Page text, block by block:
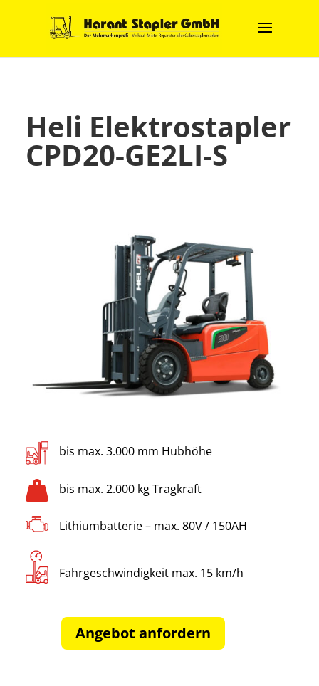
Heli Elektrostapler
CPD20-GE2LI-S
bis max. 3.000 mm Hubhöhe
 bis max. 2.000 kg Tragkraft
Lithiumbatterie – max. 80V / 150AH
Fahrgeschwindigkeit max. 15 km/h
Angebot anfordern